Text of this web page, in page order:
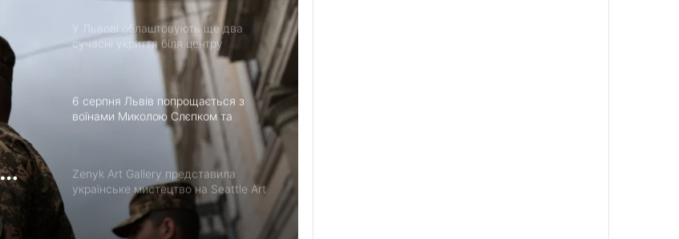
У Львові облаштовують ще два
сучасні укриття біля центру
«Незламні матусі» та на вулиці
6 серпня Львів попрощається з
воїнами Миколою Слєпком та
Дмитром Березком
Zenyk Art Gallery представила
українське мистецтво на Seattle Art
Fair та налагодила медичне
партнерство з Вашингтоном